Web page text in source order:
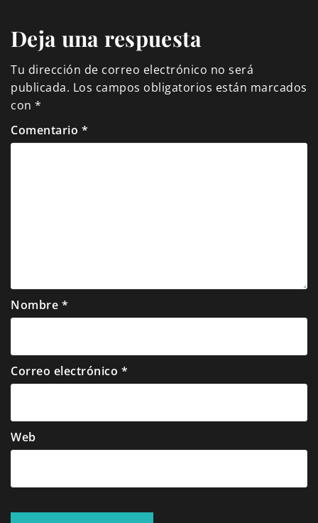
Deja una respuesta
Tu dirección de correo electrónico no será
publicada. Los campos obligatorios están marcados
con *
Comentario *
Nombre *
Correo electrónico *
Web